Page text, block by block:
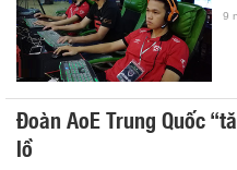
9
Đoàn AoE Trung Quốc
lồ